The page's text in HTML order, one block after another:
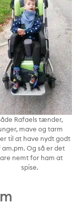
Rafaels tænder,
mave og tarm
til at have nydt godt
am.pm. Og så er det
nemt for ham at
spise.